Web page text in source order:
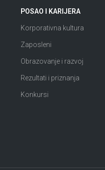
POSAO I KARIJERA
Korporativna kultura
Zaposleni
Obrazovanje i razvoj
Rezultati i priznanja
Konkursi